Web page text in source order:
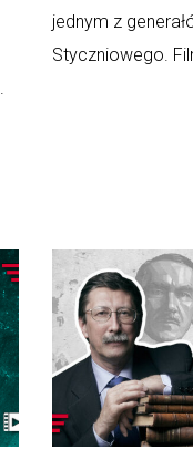
jednym z
Styczniowego.